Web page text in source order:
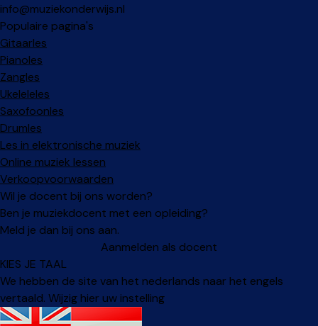
info@muziekonderwijs.nl
Populaire pagina's
Gitaarles
Pianoles
Zangles
Ukeleleles
Saxofoonles
Drumles
Les in elektronische muziek
Online muziek lessen
Verkoopvoorwaarden
Wil je docent bij ons worden?
Ben je muziekdocent met een opleiding?
Meld je dan bij ons aan.
Aanmelden als docent
KIES JE TAAL
We hebben de site van het nederlands naar het engels
vertaald. Wijzig hier uw instelling